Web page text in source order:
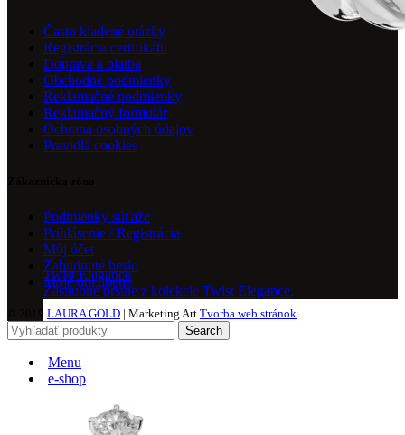
Twist Elegance
Zásnubné prstne z kolekcie Twist Elegance.
Často kladené otázky
Registrácia certifikátu
Doprava a platba
Obchodné podmienky
Reklamačné podmienky
Reklamačný formulár
Ochrana osobných údajov
Pravidlá cookies
Podmienky súťaže
Prihlásenie / Registrácia
Môj účet
Zabudnuté heslo
Moje obľúbené
LAURA GOLD | Marketing Art Tvorba web stránok
Search
Menu
e-shop